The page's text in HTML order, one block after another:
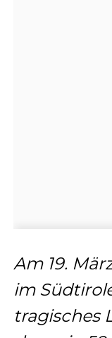
Am 19.
im
tragisches